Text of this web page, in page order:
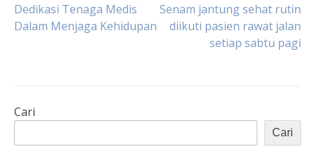
Navigasi
Dedikasi Tenaga Medis
Dalam Menjaga Kehidupan
Senam jantung sehat rutin
diikuti pasien rawat jalan
setiap sabtu pagi
Cari
Cari